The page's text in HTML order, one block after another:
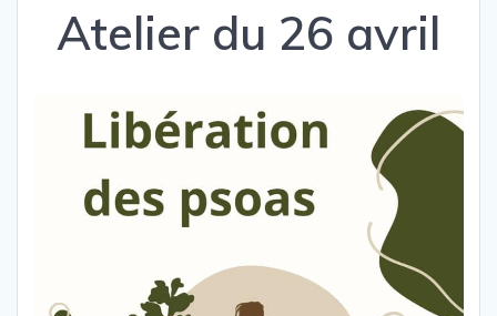
Atelier du 26 avril